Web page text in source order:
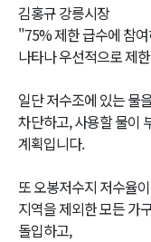
김홍규 강릉시장
"75% 제한 급수에 참
나타나 우선적으로 제
일단 저수조에 있는 물
차단하고, 사용할 물이
계획입니다.
또 오봉저수지 저수율
지역을 제외한 모든 가
돌입하고,